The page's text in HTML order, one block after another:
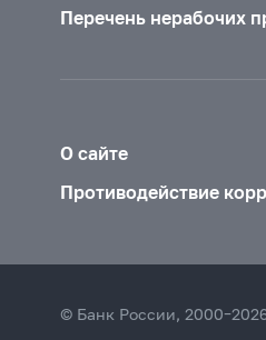
Перечень нерабочих
О сайте
Противодействие
© Банк России,